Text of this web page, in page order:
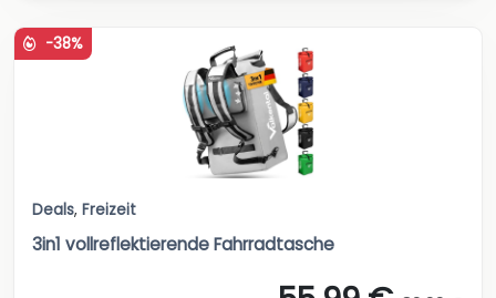
-38%
Deals, Freizeit
3in1 vollreflektierende Fahrradtasche